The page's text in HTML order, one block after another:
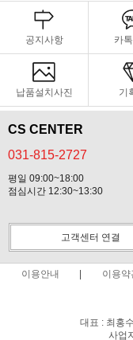
공지사항 카
납품설치사진 기
CS CENTER
031-815-2727
평일 09:00~18:00
점심시간 12:30~13:30
고객센터 연결
이용안내 이용약
대표 : 최홍
사업